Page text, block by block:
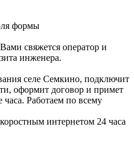
формы
свяжется оператор и
инженера.
селе Семкино, подключит
оформит договор и примет
Работаем по всему
интернетом 24 часа